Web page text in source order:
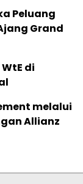
Peluang
Grand
WtE di
melalui
Allianz